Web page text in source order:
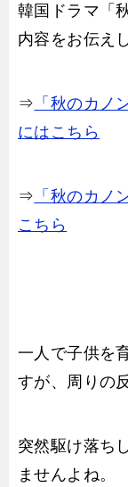
韓国ドラマ「
内容をお伝え
⇒ 「秋のカノ
にはこちら
⇒ 「秋のカノ
こちら
一人で子供を
すが、周りの
突然駆け落ち
ませんよね。